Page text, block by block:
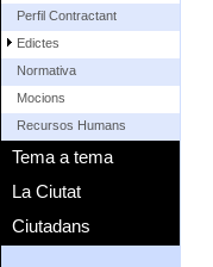
Perfil Contractant
Edictes
Normativa
Mocions
Recursos Humans
Tema a tema
La Ciutat
Ciutadans